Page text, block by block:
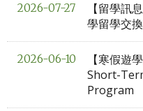
2026-07-27
【留學訊
學留學交
2026-06-10
【寒假遊
Short-
Program